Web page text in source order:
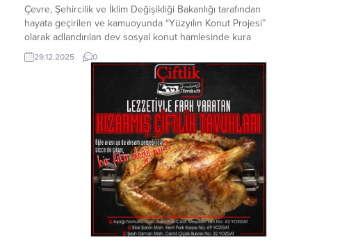
Çevre, Şehircilik ve İklim Değişikliği Bakanlığı tarafından
hayata geçirilen ve kamuoyunda “Yüzyılın Konut Projesi”
olarak adlandırılan dev sosyal konut hamlesinde kura
çekimleri başladı. 81 ilde inşa edilecek 500 bin konut için
hak sahiplerini belirleyecek kura çekimleri noter
huzurunda gerçekleştiriliyor. Bakanlıktan yapılan
açıklamaya göre, dar gelirli vatandaşların uygun şartlarla
29.12.2025 0